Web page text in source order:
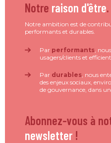
Notre raison d'être.
Notre ambition est de
performants et durables.
Par performants,
usagers/clients et
Par durables, nous
des enjeux sociaux,
de gouvernance, dans
Abonnez-vous à
newsletter !